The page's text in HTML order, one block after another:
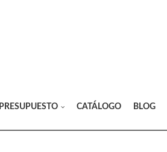
PRESUPUESTO CATÁLOGO BLOG